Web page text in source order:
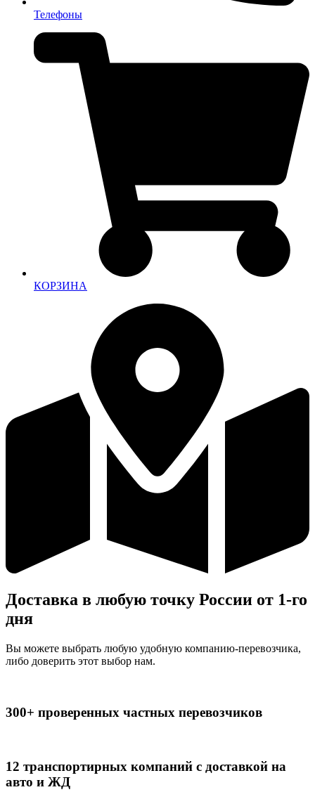
Телефоны
КОРЗИНА
Доставка в любую точку России от 1-го
дня
Вы можете выбрать любую удобную компанию-перевозчика,
либо доверить этот выбор нам.
300+ проверенных частных перевозчиков
12 транспортирных компаний с доставкой на
авто и ЖД